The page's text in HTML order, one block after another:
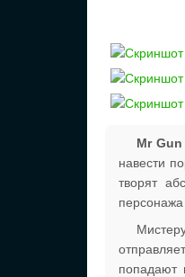
Mr
навести
творят
попадают